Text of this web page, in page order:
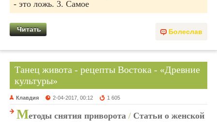
- это ложь. 3. Самое
Болеслав
Читать
Танец живота - рецепты Востока - «Древние
культуры»
Клавдия 2-04-2017, 00:12 1 605
Методы снятия приворота / Статьи о женской